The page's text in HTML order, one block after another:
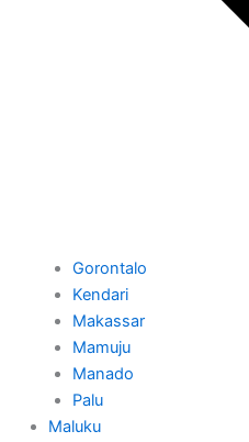
Gorontalo
Kendari
Makassar
Mamuju
Manado
Palu
Maluku